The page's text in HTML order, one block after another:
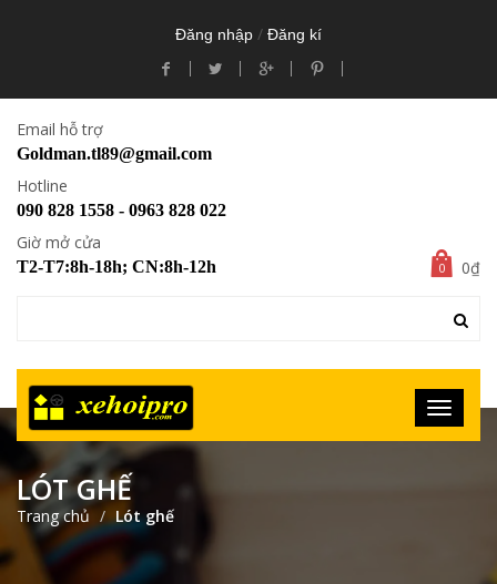
Đăng nhập / Đăng kí
Email hỗ trợ
Goldman.tl89@gmail.com
Hotline
090 828 1558 - 0963 828 022
Giờ mở cửa
T2-T7:8h-18h; CN:8h-12h 0 0₫
LÓT GHẾ
Trang chủ Lót ghế